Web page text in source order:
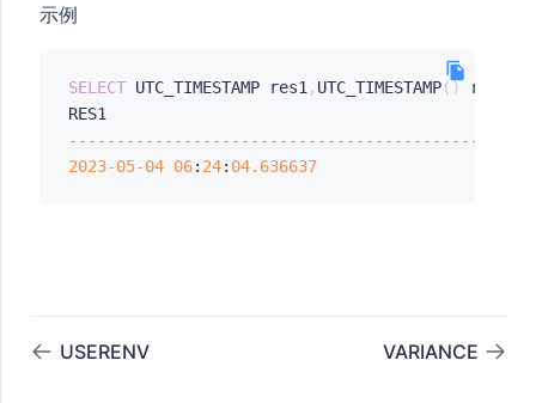
示例
SELECT UTC_TIMESTAMP res1, UTC_TIMESTAMP() res2
2023-05-04 06: 24: 04.636637
USERENV VARIANCE